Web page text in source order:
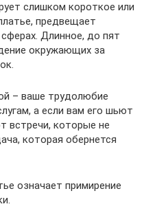
слишком короткое или
предвещает
Длинное, до пят
окружающих за
– ваше трудолюбие
а если вам его шьют
встречи, которые не
которая обернется
означает примирение